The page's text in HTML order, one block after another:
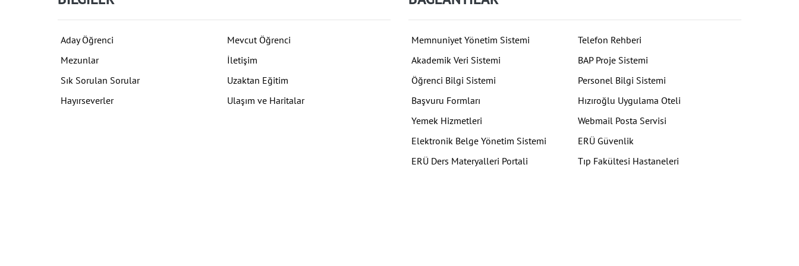
Aday Öğrenci
Mevcut Öğrenci
Mezunlar
İletişim
Sık Sorulan Sorular
Uzaktan Eğitim
Hayırseverler
Ulaşım ve Haritalar
Memnuniyet Yönetim Sistemi
Telefon Rehberi
Akademik Veri Sistemi
BAP Proje Sistemi
Öğrenci Bilgi Sistemi
Personel Bilgi Sistemi
Başvuru Formları
Hızıroğlu Uygulama Oteli
Yemek Hizmetleri
Webmail Posta Servisi
Elektronik Belge Yönetim Sistemi
ERÜ Güvenlik
ERÜ Ders Materyalleri Portali
Tıp Fakültesi Hastaneleri